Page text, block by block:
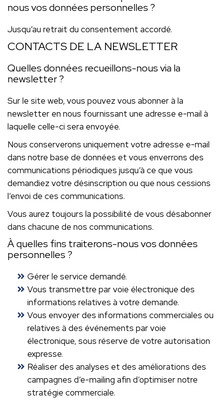
nous vos données personnelles ?
Jusqu’au retrait du consentement accordé.
CONTACTS DE LA NEWSLETTER
Quelles données recueillons-nous via la
newsletter ?
Sur le site web, vous pouvez vous abonner à la
newsletter en nous fournissant une adresse e-mail à
laquelle celle-ci sera envoyée.
Nous conserverons uniquement votre adresse e-mail
dans notre base de données et vous enverrons des
communications périodiques jusqu’à ce que vous
demandiez votre désinscription ou que nous cessions
l’envoi de ces communications.
Vous aurez toujours la possibilité de vous désabonner
dans chacune de nos communications.
À quelles fins traiterons-nous vos données
personnelles ?
Gérer le service demandé.
Vous transmettre par voie électronique des
informations relatives à votre demande.
Vous envoyer des informations commerciales ou
relatives à des événements par voie
électronique, sous réserve de votre autorisation
expresse.
Réaliser des analyses et des améliorations des
campagnes d’e-mailing afin d’optimiser notre
stratégie commerciale.